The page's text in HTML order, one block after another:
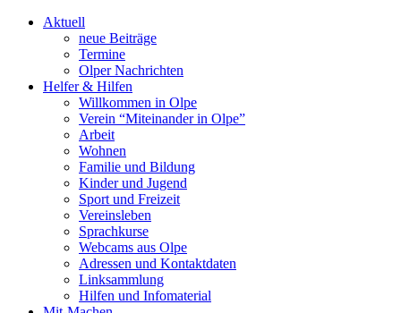
Aktuell
neue Beiträge
Termine
Olper Nachrichten
Helfer & Hilfen
Willkommen in Olpe
Verein “Miteinander in Olpe”
Arbeit
Wohnen
Familie und Bildung
Kinder und Jugend
Sport und Freizeit
Vereinsleben
Sprachkurse
Webcams aus Olpe
Adressen und Kontaktdaten
Linksammlung
Hilfen und Infomaterial